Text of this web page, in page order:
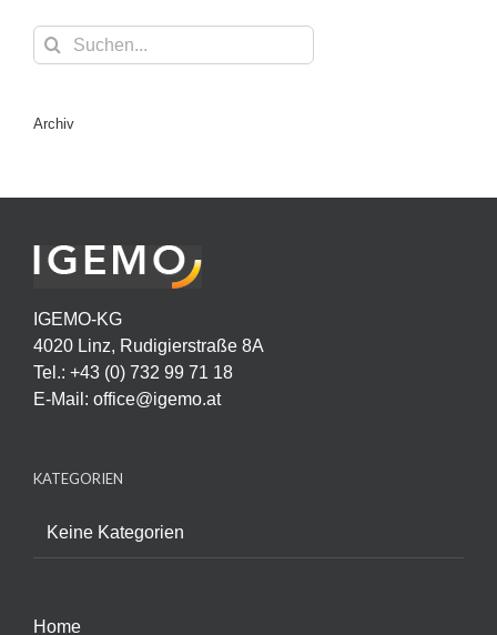
Suche
nach:
Archiv
IGEMO-KG
4020 Linz, Rudigierstraße 8A
Tel.: +43 (0) 732 99 71 18
E-Mail: office@igemo.at
KATEGORIEN
Keine Kategorien
Home